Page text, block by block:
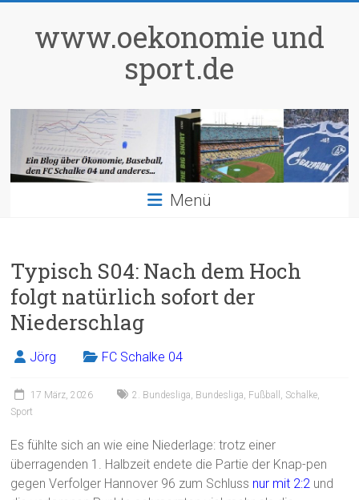
springenwww.oekonomie und
sport.de
Menü
Typisch S04: Nach dem Hoch
folgt natürlich sofort der
Niederschlag
Jörg FC Schalke 04
17 März, 2026 2. Bundesliga, Bundesliga, Fußball , Schalke,
Sport
Es fühlte sich an wie eine Niederlage: trotz einer
überragenden 1. Halbzeit endete die Partie der Knap-pen
gegen Verfolger Hannover 96 zum Schluss nur mit 2:2 und